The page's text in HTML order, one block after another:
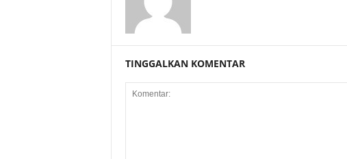
TINGGALKAN KOMENTAR